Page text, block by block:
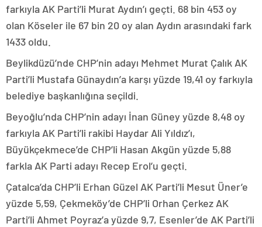
farkıyla AK Parti’li Murat Aydın’ı geçti. 68 bin 453 oy
olan Köseler ile 67 bin 20 oy alan Aydın arasındaki fark
1433 oldu.
Beylikdüzü’nde CHP’nin adayı Mehmet Murat Çalık AK
Parti’li Mustafa Günaydın’a karşı yüzde 19,41 oy farkıyla
belediye başkanlığına seçildi.
Beyoğlu’nda CHP’nin adayı İnan Güney yüzde 8,48 oy
farkıyla AK Parti’li rakibi Haydar Ali Yıldız’ı,
Büyükçekmece’de CHP’li Hasan Akgün yüzde 5,88
farkla AK Parti adayı Recep Erol’u geçti.
Çatalca’da CHP’li Erhan Güzel AK Parti’li Mesut Üner’e
yüzde 5,59, Çekmeköy’de CHP’li Orhan Çerkez AK
Parti’li Ahmet Poyraz’a yüzde 9,7, Esenler’de AK Parti’li